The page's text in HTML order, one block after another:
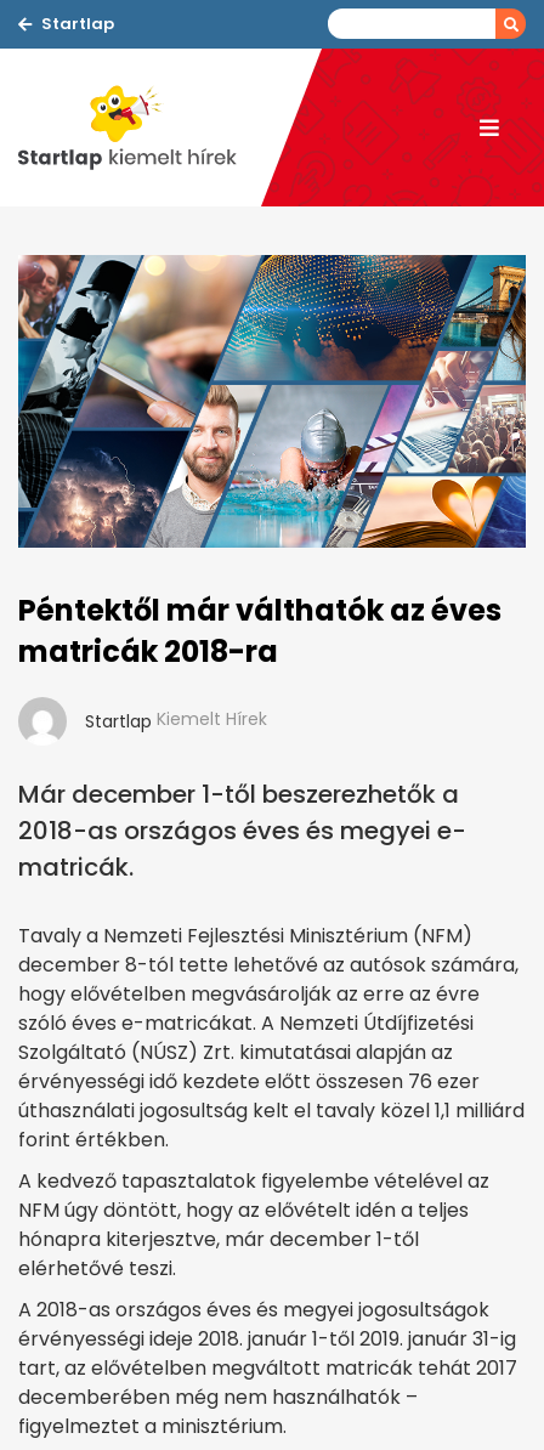
Startlap
Péntektől már válthatók az éves
matricák 2018-ra
Startlap Kiemelt Hírek
Már december 1-től beszerezhetők a
2018-as országos éves és megyei e-
matricák.
Tavaly a Nemzeti Fejlesztési Minisztérium (NFM)
december 8-tól tette lehetővé az autósok számára,
hogy elővételben megvásárolják az erre az évre
szóló éves e-matricákat. A Nemzeti Útdíjfizetési
Szolgáltató (NÚSZ) Zrt. kimutatásai alapján az
érvényességi idő kezdete előtt összesen 76 ezer
úthasználati jogosultság kelt el tavaly közel 1,1 milliárd
forint értékben.
A kedvező tapasztalatok figyelembe vételével az
NFM úgy döntött, hogy az elővételt idén a teljes
hónapra kiterjesztve, már december 1-től
elérhetővé teszi.
A 2018-as országos éves és megyei jogosultságok
érvényességi ideje 2018. január 1-től 2019. január 31-ig
tart, az elővételben megváltott matricák tehát 2017
decemberében még nem használhatók –
figyelmeztet a minisztérium.